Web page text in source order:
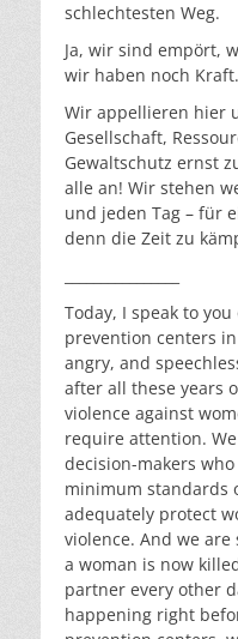
schlechtesten Weg.
Ja, wir sind empört,
wir haben noch Kraft.
Wir appellieren hier
Gesellschaft,
Gewaltschutz ernst
alle an! Wir stehen
und jeden Tag – für
denn die Zeit zu
Today, I speak to
prevention centers
angry, and
after all these years
violence against
require attention.
decision-makers
minimum standards
adequately protect
violence. And we are
a woman is now
partner every other
happening right